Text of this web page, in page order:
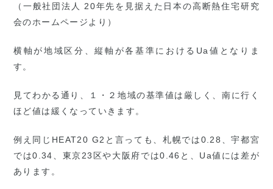
（一般社団法人 20年先を見据えた日本の高断熱住宅研究
会のホームページより）
横軸が地域区分、縦軸が各基準におけるUa値となりま
す。
見てわかる通り、１・２地域の基準値は厳しく、南に行く
ほど値は緩くなっていきます。
例え同じHEAT20 G2と言っても、札幌では0.28、宇都宮
では0.34、東京23区や大阪府では0.46と、Ua値には差が
あります。